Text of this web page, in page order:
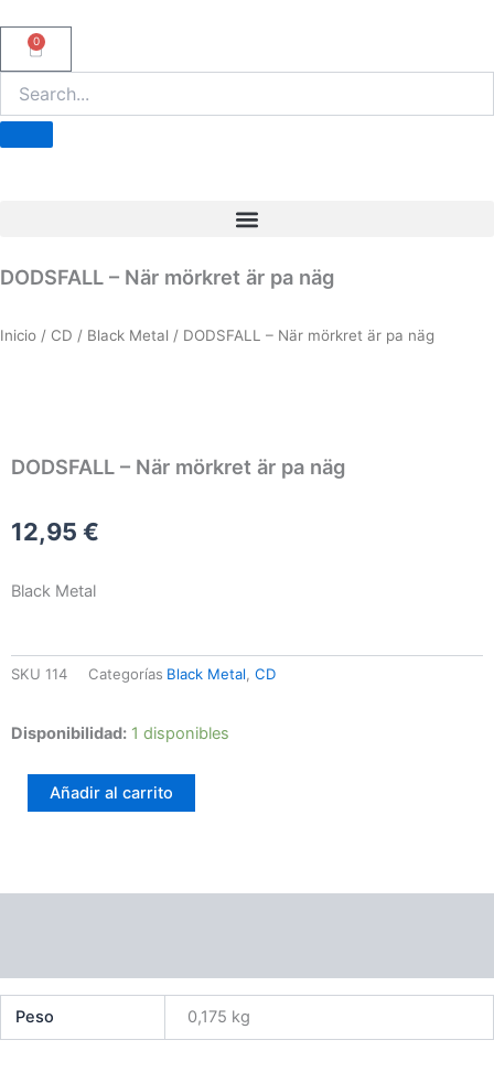
0
Carrito
DODSFALL – När mörkret är pa näg
Inicio / CD / Black Metal / DODSFALL – När mörkret är pa näg
DODSFALL – När mörkret är pa näg
12,95 €
Black Metal
SKU 114 Categorías Black Metal, CD
Disponibilidad: 1 disponibles
DODSFALL
När
mörkretAñadir al carrito
Peso 0,175 kg